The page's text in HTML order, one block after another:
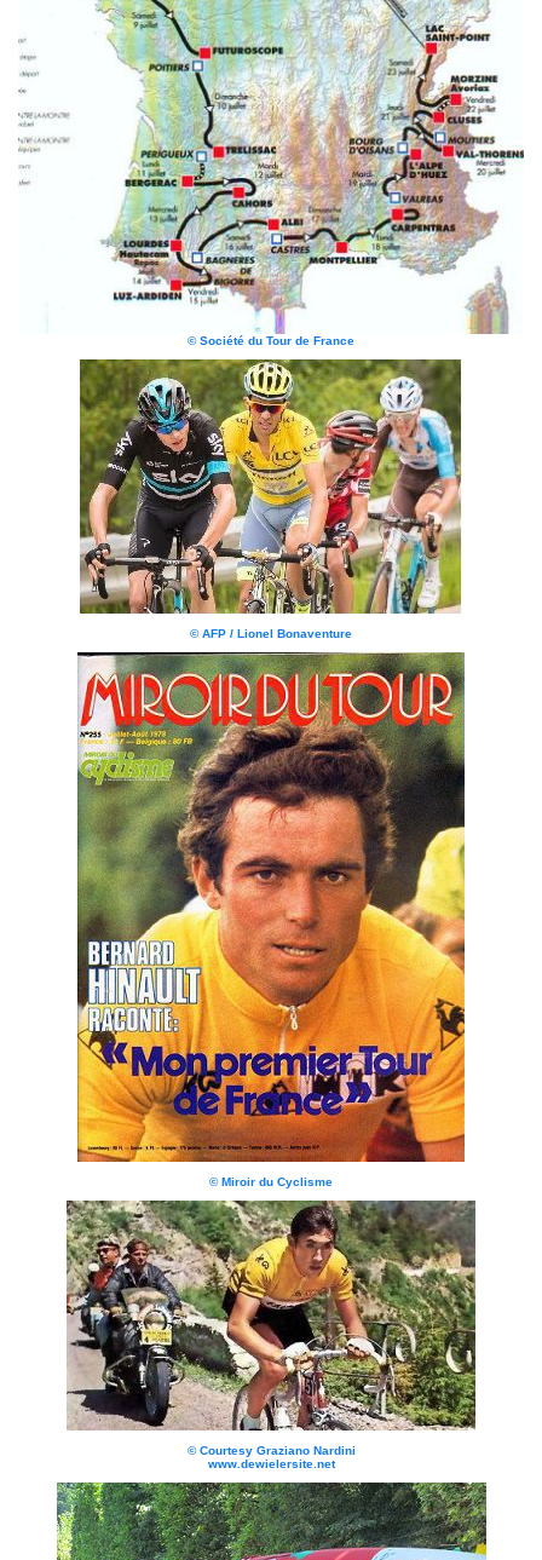
© Société du Tour de France
© AFP / Lionel Bonaventure
© Miroir du Cyclisme
© Courtesy Graziano Nardini
www.dewielersite.net